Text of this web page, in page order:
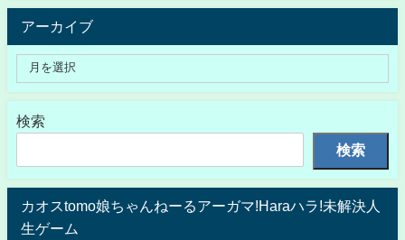
アーカイブ
検索
検索
カオスtomo娘ちゃんねーるアーガマ!Haraハラ!未解決人
生ゲーム